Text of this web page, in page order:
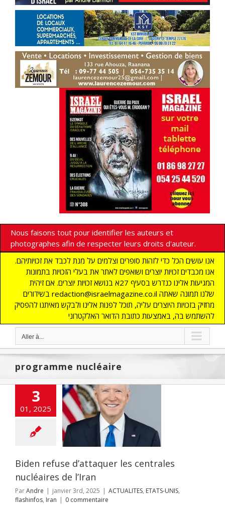
Nous faisons tout pour identifier les auteurs et
photographes afin de respecter leurs droits d'auteur.
אנו עושים הכל כדי לזהות סופרים וצלמים על מנת לכבד את זכויותיהם.
אנו מכבדים זכויות יוצרים ושואפים לאתר את בעלי הזכויות בתמונות
המגיעות אלינו כנדרש בסעיף 27א בנושא זכויות יוצרים. אם זיהית
בשידורים redaction@israelmagazine.co.il שלנו תמונה שאתה
מחזיק בזכויות היוצרים עליה, תוכל לפנות אלינו ולבקש מאיתנו להפסיק
להשתמש בה, באמצעות כתובת הדואר האלקטרוני
Aller à...
programme nucléaire
3
01, 2025
refuse
les
Biden refuse d’attaquer les centrales
nucléaires de l’Iran
ParAndre | janvier 3rd, 2025 | ACTUALITES, ETATS-UNIS,
flashinfos, Iran | 0 commentaire